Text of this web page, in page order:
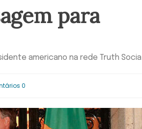
para
americano na rede Truth Social
0